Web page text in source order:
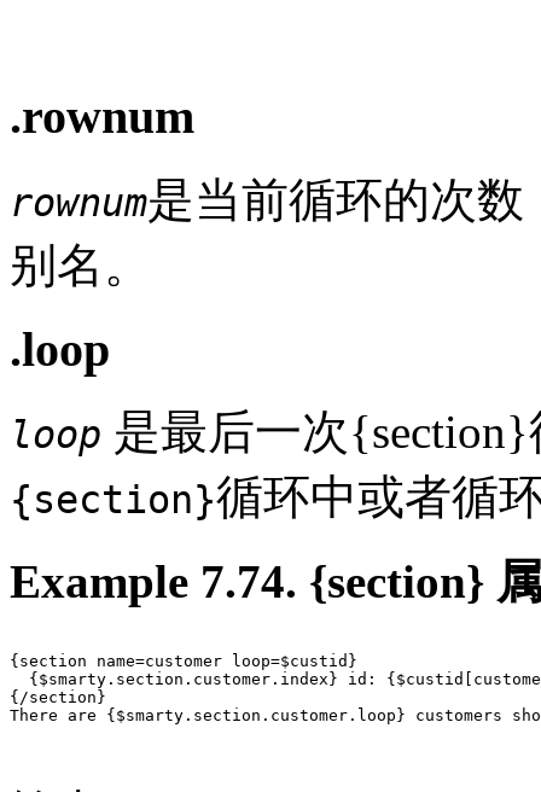
.rownum
rownum是当前循环的次
别名。
.loop
loop 是最后一次
{section}循环中或者循
Example 7.74. {section}
{section name=customer loop=$custid}
{$smarty.section.customer.index} id:
{/section}
There are {$smarty.section.customer.loop} customers